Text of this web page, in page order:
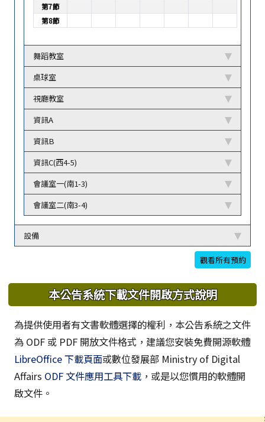
第7節
第8節
舞蹈教室
桌球室
視廳教室
資訊A
資訊B
資訊C(西4-5)
會議室一(南1-3)
會議室二(南3-4)
設備
觀看所有預約
本公告系統下載文件開啟方式說明
為提供使用者有文書軟體選擇的權利，本公告系統之文件
為 ODF 或 PDF 開放文件格式，建議您安裝免費開源軟體
LibreOffice 下載頁面或數位發展部 Ministry of Digital
Affairs ODF 文件應用工具下載 ，或是以您慣用的軟體開
啟文件。